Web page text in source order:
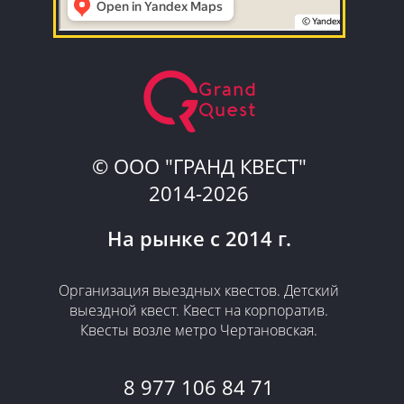
© ООО "ГРАНД КВЕСТ"
2014-2026
На рынке с 2014 г.
​Организация выездных квестов. Детский
выездной квест. Квест на корпоратив.
Квесты возле метро Чертановская.
8 977 106 84 71